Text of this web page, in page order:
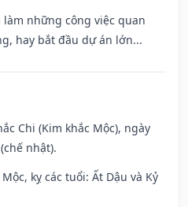
làm những công việc quan
hay bắt đầu dự án lớn...
Chi (Kim khắc Mộc), ngày
nhật).
kỵ các tuổi: Ất Dậu và Kỷ